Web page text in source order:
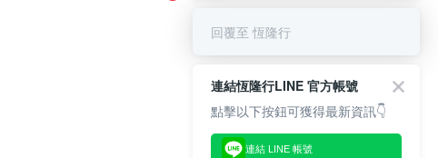
回覆至 恆隆行
連結恆隆行LINE 官方帳號
點擊以下按鈕可獲得最新資訊👇
連結 LINE 帳號